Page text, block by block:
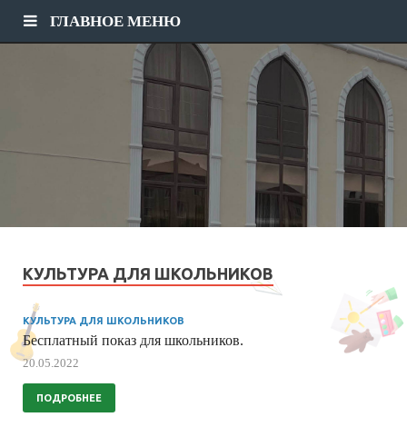
ГЛАВНОЕ МЕНЮ
КУЛЬТУРА ДЛЯ ШКОЛЬНИКОВ
КУЛЬТУРА ДЛЯ ШКОЛЬНИКОВ
Бесплатный показ для школьников.
20.05.2022
ПОДРОБНЕЕ